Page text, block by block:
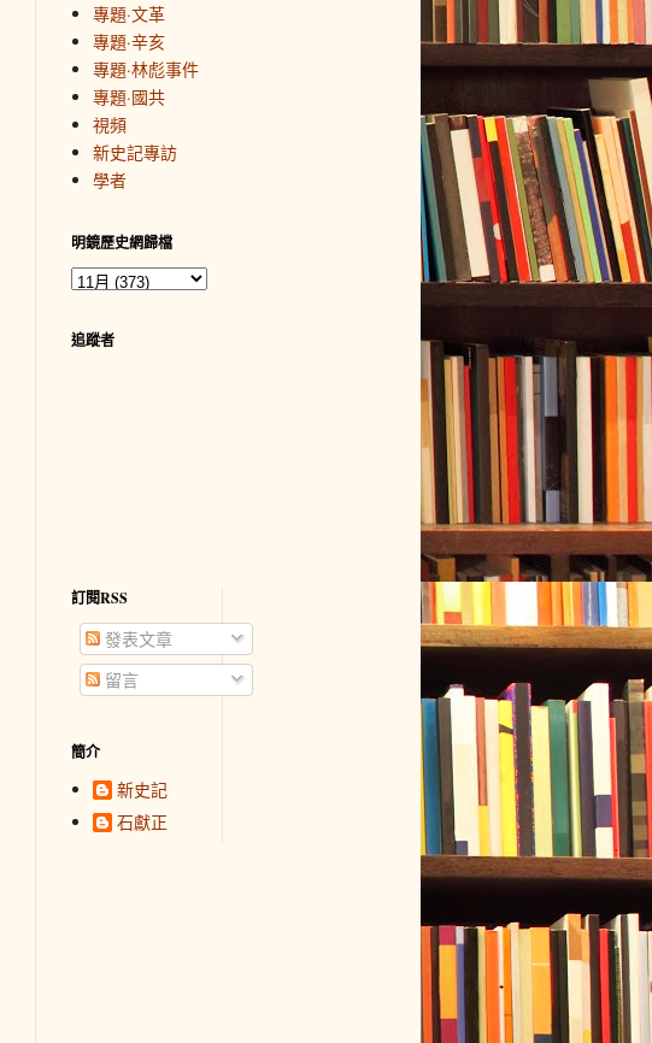
專題·文革
專題·辛亥
專題·林彪事件
專題·國共
視頻
新史記專訪
學者
明鏡歷史網歸檔
追蹤者
訂閱RSS
發表文章
留言
簡介
新史記
石獻正